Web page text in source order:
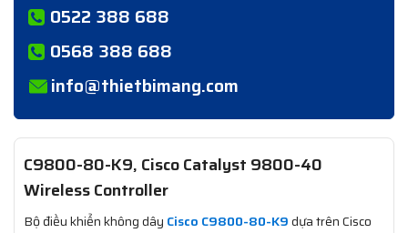
0522 388 688
0568 388 688
info@thietbimang.com
C9800-80-K9, Cisco Catalyst 9800-40
Wireless Controller
Bộ điều khiển không dây Cisco C9800-80-K9dựa trên Cisco